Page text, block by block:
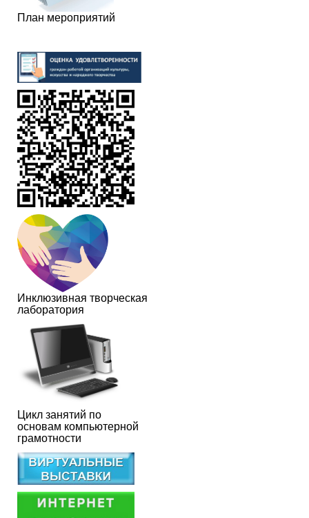
План мероприятий
Инклюзивная творческая
лаборатория
Цикл занятий по
основам компьютерной
грамотности